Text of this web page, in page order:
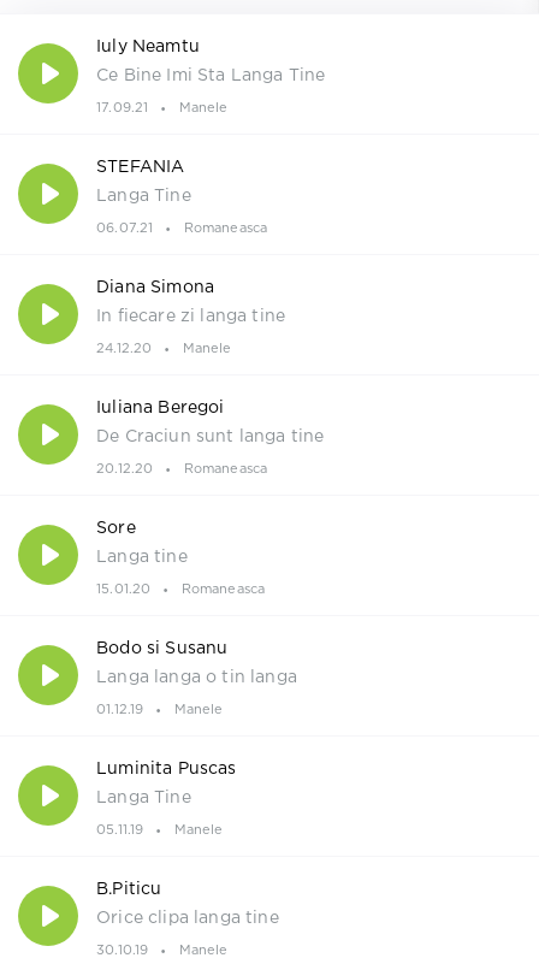
Iuly Neamtu
Ce Bine Imi Sta Langa Tine
17.09.21 Manele
STEFANIA
Langa Tine
06.07.21 Romaneasca
Diana Simona
In fiecare zi langa tine
24.12.20 Manele
Iuliana Beregoi
De Craciun sunt langa tine
20.12.20 Romaneasca
Sore
Langa tine
15.01.20 Romaneasca
Bodo si Susanu
Langa langa o tin langa
01.12.19 Manele
Luminita Puscas
Langa Tine
05.11.19 Manele
B.Piticu
Orice clipa langa tine
30.10.19 Manele